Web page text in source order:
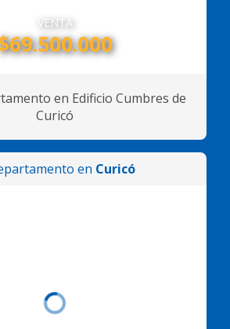
VENTA
en Edificio Cumbres de
Curicó
en Curicó